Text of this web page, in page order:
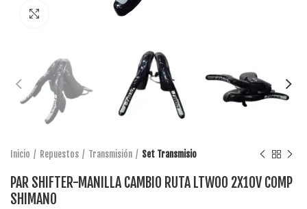
Inicio Repuestos Transmisión Set Transmisio
PAR SHIFTER-MANILLA CAMBIO RUTA LTWOO 2X10V COMP
SHIMANO